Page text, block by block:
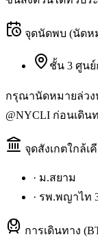
จุดนัดพบ (นัดห
ชั้น 3 ศูนย์
กรุณานัดหมายล่วง
@NYCLI ก่อนเดิน
จุดสังเกตใกล้เ
· ม.สยาม
· รพ.พญาไท
การเดินทาง